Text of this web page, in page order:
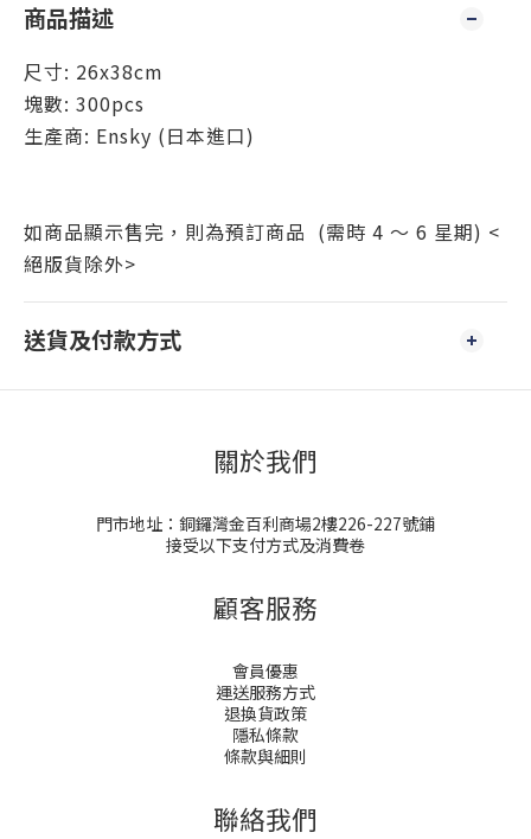
商品描述
尺寸: 26x38cm
塊數: 300pcs
生產商: Ensky (日本進口)
如商品顯示售完，則為預訂商品 (需時 4 ～ 6 星期) <
絕版貨除外>
送貨及付款方式
關於我們
門市地址：銅鑼灣金百利商場2樓226-227號鋪
接受以下支付方式及消費卷
顧客服務
會員優惠
運送服務方式
退換貨政策
隱私條款
條款與細則
聯絡我們